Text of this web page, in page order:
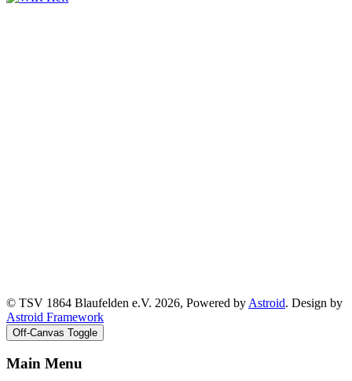
© TSV 1864 Blaufelden e.V. 2026, Powered by Astroid. Design by
Astroid Framework
Off-Canvas Toggle
Main Menu